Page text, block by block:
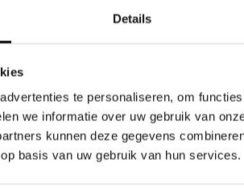
Details
te personaliseren, om
we informatie over uw gebruik van
kunnen deze gegevens
basis van uw gebruik van hun services.
prachtige vaste planten die veel
hun vermogen om hoogte en
insecten, zoals vlinders en